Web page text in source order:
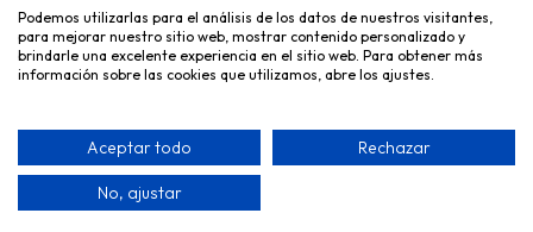
INFORMACIÓN
AYUDA
EMPRESA
Copyright © 2026 Miky Mika Cosmética, S.L.
Podemos utilizarlas para el análisis de los datos de nuestros visitantes,
para mejorar nuestro sitio web, mostrar contenido personalizado y
brindarle una excelente experiencia en el sitio web. Para obtener más
información sobre las cookies que utilizamos, abre los ajustes.
Aceptar todo Rechazar
No, ajustar